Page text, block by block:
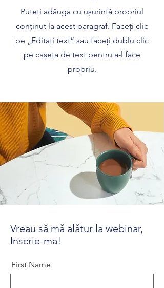
Puteți adăuga cu ușurință propriul
conținut la acest paragraf. Faceți clic
pe „Editați text” sau faceți dublu clic
pe caseta de text pentru a-l face
propriu.
Vreau să mă alătur la webinar,
Inscrie-ma!
First Name